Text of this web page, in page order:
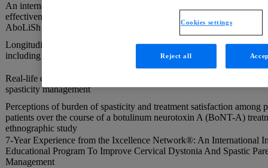
An international, multicentre, observational, longitudinal study to
effectiveness of abobotulinumtoxinA injections for adult lower limb
AboLiSh study
Longitudinal goal attainment with integrated upper limb spasticity
including botulinum toxin A: Primary results from the ULIS-III study
Real-life data on the time to retreatment with botulinum toxin A in
spasticity management
Perceptions of burden of spasticity and treatment satisfaction among
patients over the course of a botulinum neurotoxin A (BoNT-A)
ethnographic study
7-Year Experience from the Ixcellence Network®: An International
Educational Program To Improve Cervical Dystonia And Spastic
Management
Cookies settings
Reject all